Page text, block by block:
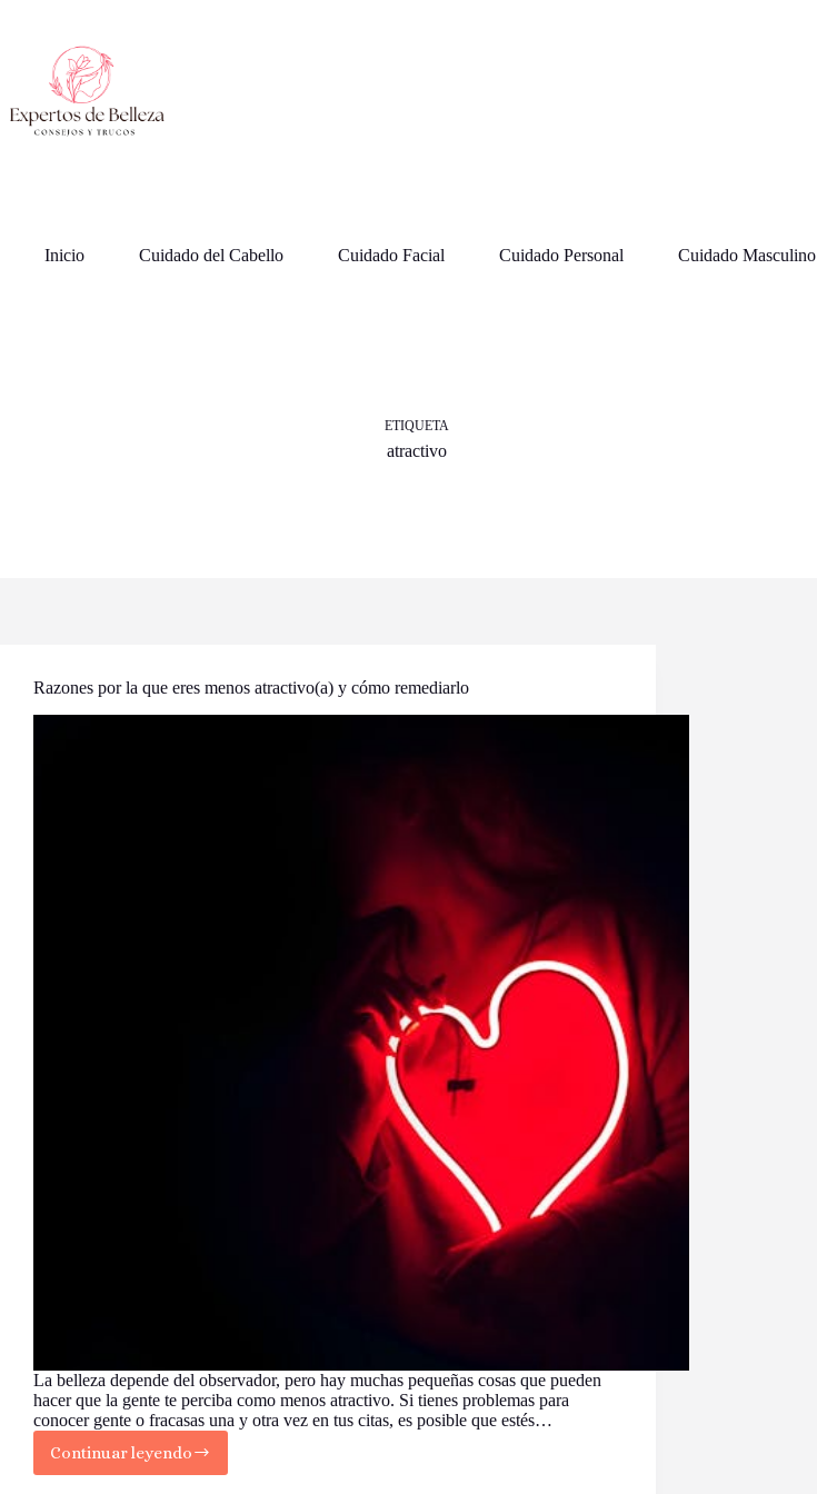
contenido
Inicio Cuidado del Cabello Cuidado Facial Cuidado Personal Cuidado Masculino
ETIQUETA
atractivo
Razones por la que eres menos atractivo(a) y cómo remediarlo
La belleza depende del observador, pero hay muchas pequeñas cosas que pueden
hacer que la gente te perciba como menos atractivo. Si tienes problemas para
conocer gente o fracasas una y otra vez en tus citas, es posible que estés…
Continuar leyendo
Razones
por